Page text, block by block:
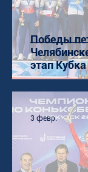
Победы
этап
3 февр.